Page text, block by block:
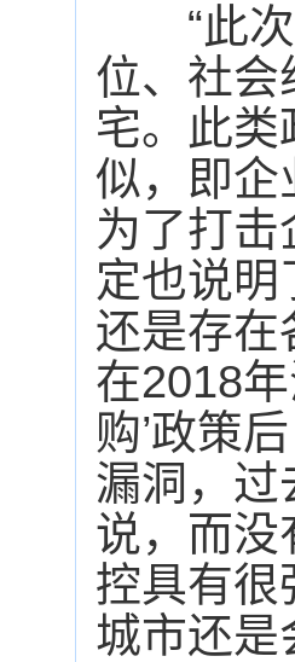
“此次
位、社会
宅。此类
似，即企
为了打
定也说
还是存在
在2018
购’政策
漏洞，过
说，而没
控具有很
城市还是